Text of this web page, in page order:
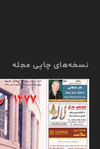
نسخه‌های چاپی مجله